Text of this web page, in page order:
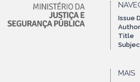
Issue
Author
Title
MAIS